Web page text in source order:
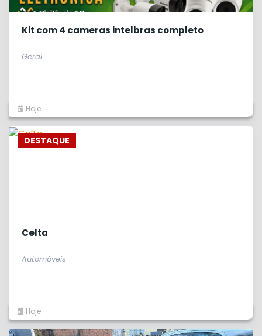
Kit com 4 cameras intelbras completo
Geral
Hoje
DESTAQUE
Celta
Automóveis
Hoje